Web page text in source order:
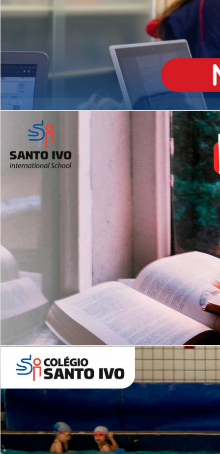
Matrículas Abertas 2026
Leituras Literárias
MÉDIO
igh School
Dupla Diplomação
2º AO 5º ANO FUNDAMENTAL
es
Com imersão Bilingue - Anos
Finais
6º AO 9º ANO FUNDAMENTAL
Inglês: Turmas Reduzidas
(Proficiência)
ALUNOS NOVOS
Entre em Contato